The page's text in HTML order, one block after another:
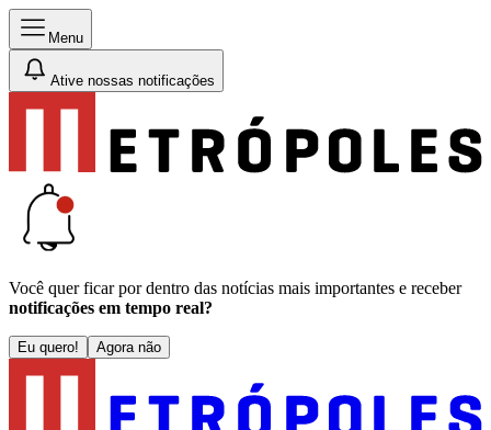
Menu
Ative nossas notificações
Você quer ficar por dentro das notícias mais importantes e receber
notificações em tempo real?
Eu quero! Agora não